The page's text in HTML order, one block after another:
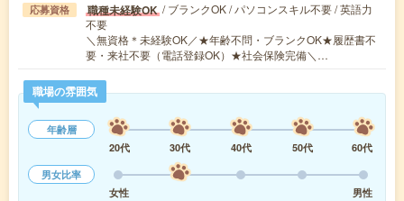
応募資格 職種未経験OK / ブランクOK / パソコンスキル不要 / 英語力
不要
＼無資格＊未経験OK／★年齢不問・ブランクOK★履歴書不
要・来社不要（電話登録OK）★社会保険完備＼…
職場の雰囲気
年齢層
20代
30代 40代 50代
60代
男女比率
女性
男性